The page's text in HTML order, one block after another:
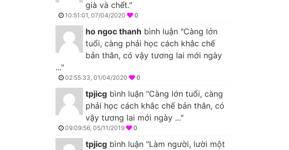
già và chết."
10:51:01, 07/04/2020 0
ho ngoc thanh bình luận "Càng lớn
tuổi, càng phải học cách khắc chế
bản thân, có vậy tương lai mới ngày
..."
02:55:33, 01/04/2020 0
tpjicg bình luận "Càng lớn tuổi, càng
phải học cách khắc chế bản thân, có
vậy tương lai mới ngày ..."
09:09:56, 05/11/2019 0
tpjicg bình luận "Làm người, lười một